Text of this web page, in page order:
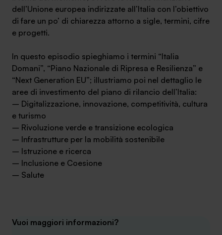
SA Finance Mediazione Creditizia Srl, società di mediazione creditizia iscritta
all'Oam n.M336
dell’Unione europea indirizzate all’Italia con l’obiettivo
di fare un po’ di chiarezza attorno a sigle, termini, cifre
e progetti.
In questo episodio spieghiamo i termini “Italia
Domani”, “Piano Nazionale di Ripresa e Resilienza” e
“Next Generation EU”; illustriamo poi nel dettaglio le
aree di investimento del piano di rilancio dell’Italia:
– Digitalizzazione, innovazione, competitività, cultura
e turismo
– Rivoluzione verde e transizione ecologica
– Infrastrutture per la mobilità sostenibile
– Istruzione e ricerca
– Inclusione e Coesione
– Salute
Vuoi maggiori informazioni?